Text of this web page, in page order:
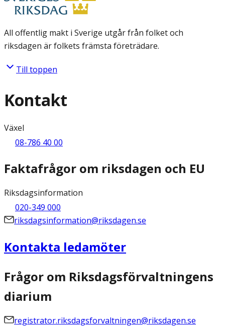
All offentlig makt i Sverige utgår från folket och
riksdagen är folkets främsta företrädare.
Till toppen
Kontakt
Växel
08-786 40 00
Faktafrågor om riksdagen och EU
Riksdagsinformation
020-349 000
riksdagsinformation@riksdagen.se
Kontakta ledamöter
Frågor om Riksdagsförvaltningens
diarium
registrator.riksdagsforvaltningen@riksdagen.se